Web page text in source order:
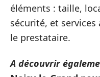
éléments : taille,
sécurité, et
le prestataire.
A découvrir